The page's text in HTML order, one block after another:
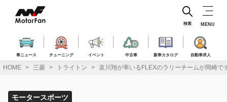
ス
車ニュース チューニング イベント 中古車 新車カタログ 自動車求人
検索 MENU
HOME 三菱 トライトン 哀川翔が率いるFLEXのラリーチームが岡崎
モータースポーツ